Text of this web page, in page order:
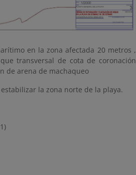
en la zona afectada 20 metros ,
transversal de cota de coronación
de arena de machaqueo
la zona norte de la playa.